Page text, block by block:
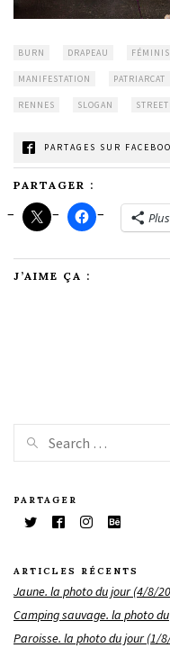
BURN DRAPEAU
MANIFESTATION PATRIARCAT
RENNES SLOGAN
PARTAGES SUR
PARTAGER :
Plus
J’AIME ÇA :
PARTAGER
ARTICLES RÉCENTS
Jaune. la photo du jour (4/8/
Camping sauvage. la photo
Paroisse. la photo du jour (1/